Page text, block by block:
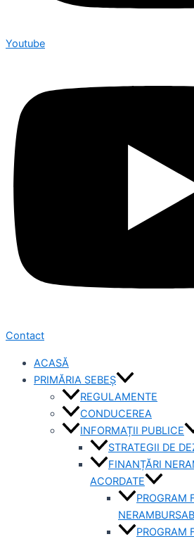
Youtube
Contact
ACASĂ
PRIMĂRIA SEBEȘ
REGULAMENTE
CONDUCEREA
INFORMAȚII PUBLICE
STRATEGII DE
FINANȚĂRI
ACORDATE
PROGRAM
PROGRAM